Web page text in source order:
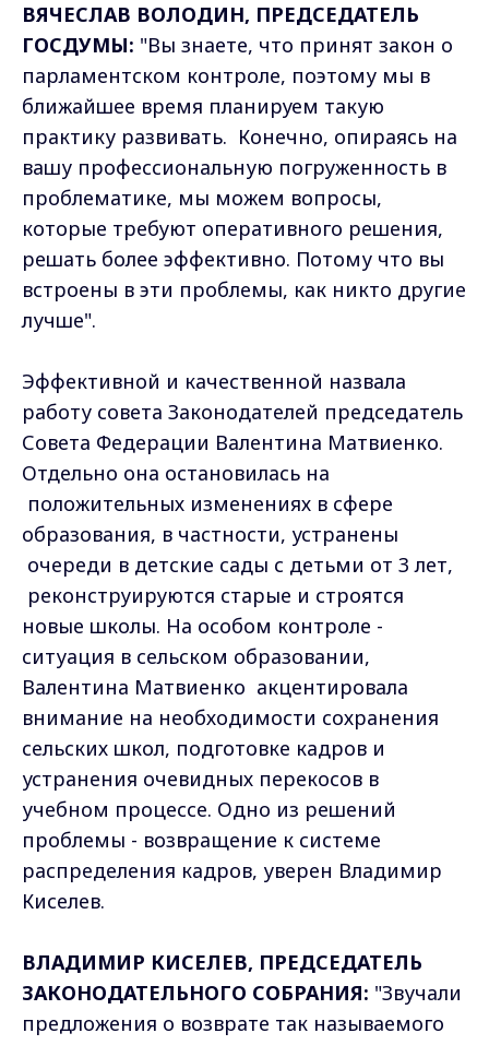
ВЯЧЕСЛАВ ВОЛОДИН, ПРЕДСЕДАТЕЛЬ
ГОСДУМЫ: "Вы знаете, что принят закон о
парламентском контроле, поэтому мы в
ближайшее время планируем такую
практику развивать. Конечно, опираясь на
вашу профессиональную погруженность в
проблематике, мы можем вопросы,
которые требуют оперативного решения,
решать более эффективно. Потому что вы
встроены в эти проблемы, как никто другие
лучше".
Эффективной и качественной назвала
работу совета Законодателей председатель
Совета Федерации Валентина Матвиенко.
Отдельно она остановилась на
положительных изменениях в сфере
образования, в частности, устранены
очереди в детские сады с детьми от 3 лет,
реконструируются старые и строятся
новые школы. На особом контроле -
ситуация в сельском образовании,
Валентина Матвиенко акцентировала
внимание на необходимости сохранения
сельских школ, подготовке кадров и
устранения очевидных перекосов в
учебном процессе. Одно из решений
проблемы - возвращение к системе
распределения кадров, уверен Владимир
Киселев.
ВЛАДИМИР КИСЕЛЕВ, ПРЕДСЕДАТЕЛЬ
ЗАКОНОДАТЕЛЬНОГО СОБРАНИЯ: "Звучали
предложения о возврате так называемого